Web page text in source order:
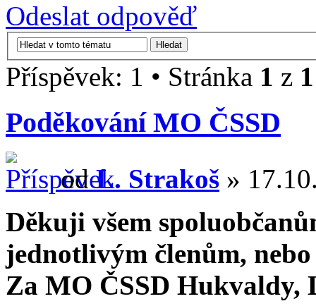
Odeslat odpověď
Příspěvek: 1 • Stránka 1 z 1
Poděkování MO ČSSD
odL. Strakoš »
Děkuji všem
jednotlivým členům,
Za MO ČSSD Hukvaldy,